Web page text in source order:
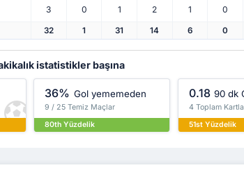
3 0 1 2 1 0
32 1 31 14 6 0
istatistikler başına
36% Gol yememeden
9 / 25 Temiz Maçlar
80th Yüzdelik
0.18 90 dk
4 Toplam
51st Yüzdelik